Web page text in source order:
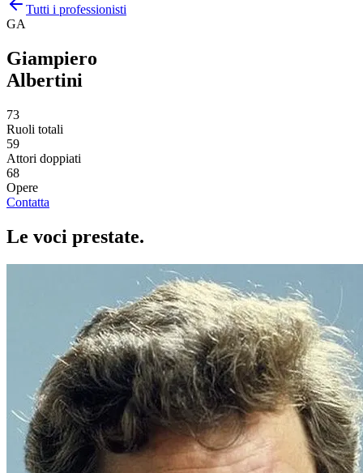
Tutti i professionisti
GA
Giampiero
Albertini
73
Ruoli totali
59
Attori doppiati
68
Opere
Contatta
Le voci prestate.